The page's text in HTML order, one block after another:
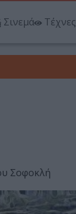
Σινεμά Τέχνες
Σοφοκλή